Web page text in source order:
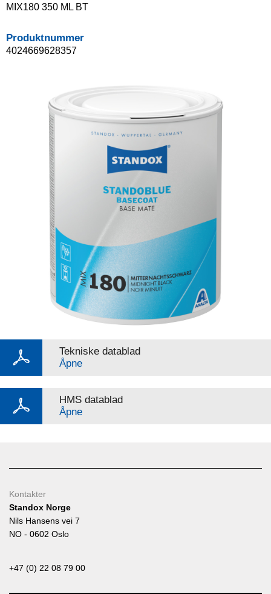
MIX180 350 ML BT
Produktnummer
4024669628357
Tekniske datablad
Åpne
HMS datablad
Åpne
Kontakter
Standox Norge
Nils Hansens vei 7
NO - 0602 Oslo
+47 (0) 22 08 79 00